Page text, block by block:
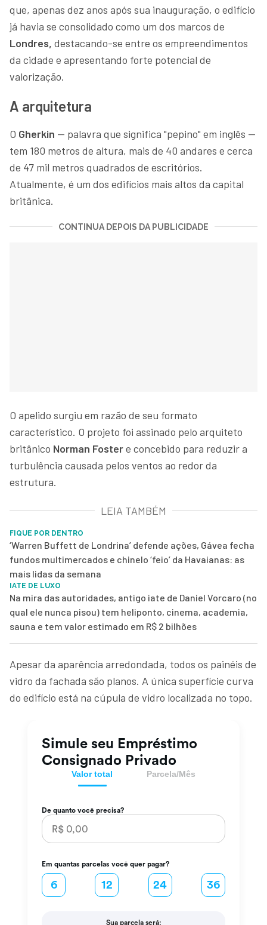
que, apenas dez anos após sua inauguração, o edifício
já havia se consolidado como um dos marcos de
Londres, destacando-se entre os empreendimentos
da cidade e apresentando forte potencial de
valorização.
A arquitetura
O Gherkin — palavra que significa "pepino" em inglês —
tem 180 metros de altura, mais de 40 andares e cerca
de 47 mil metros quadrados de escritórios.
Atualmente, é um dos edifícios mais altos da capital
britânica.
CONTINUA DEPOIS DA PUBLICIDADE
O apelido surgiu em razão de seu formato
característico. O projeto foi assinado pelo arquiteto
britânico Norman Fostere concebido para reduzir a
turbulência causada pelos ventos ao redor da
estrutura.
LEIA TAMBÉM
FIQUE POR DENTRO
‘Warren Buffett de Londrina’ defende ações, Gávea fecha
fundos multimercados e chinelo ‘feio’ da Havaianas: as
mais lidas da semana
IATE DE LUXO
Na mira das autoridades, antigo iate de Daniel Vorcaro (no
qual ele nunca pisou) tem heliponto, cinema, academia,
sauna e tem valor estimado em R$ 2 bilhões
Apesar da aparência arredondada, todos os painéis de
vidro da fachada são planos. A única superfície curva
do edifício está na cúpula de vidro localizada no topo.